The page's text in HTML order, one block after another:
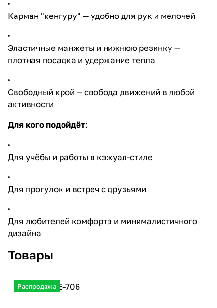
Карман "кенгуру" — удобно для рук и мелочей
Эластичные манжеты и нижнюю резинку —
плотная посадка и удержание тепла
Свободный крой — свобода движений в любой
активности
Для кого подойдёт:
Для учёбы и работы в кэжуал-стиле
Для прогулок и встреч с друзьями
Для любителей комфорта и минималистичного
дизайна
Товары
Распродажа